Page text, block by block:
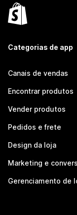
Categorias de app
Canais de vendas
Encontrar produtos
Vender produtos
Pedidos e frete
Design da loja
Marketing e
Gerenciamento de